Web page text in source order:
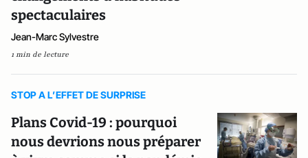
spectaculaires
Jean-Marc Sylvestre
1 min de lecture
STOP A L’EFFET DE SURPRISE
Plans Covid-19 : pourquoi
nous devrions nous préparer